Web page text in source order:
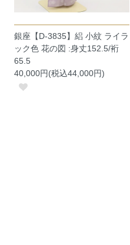
銀座【D-3835】絽 小紋 ライラ
ック色 花の図 :身丈152.5/裄
65.5
40,000円(税込44,000円)